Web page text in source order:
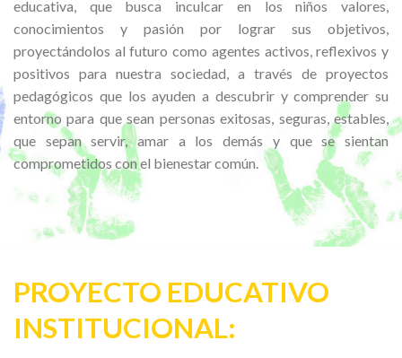
educativa, que busca inculcar en los niños valores,
conocimientos y pasión por lograr sus objetivos,
proyectándolos al futuro como agentes activos, reflexivos y
positivos para nuestra sociedad, a través de proyectos
pedagógicos que los ayuden a descubrir y comprender su
entorno para que sean personas exitosas, seguras, estables,
que sepan servir, amar a los demás y que se sientan
comprometidos con el bienestar común.
PROYECTO EDUCATIVO
INSTITUCIONAL: